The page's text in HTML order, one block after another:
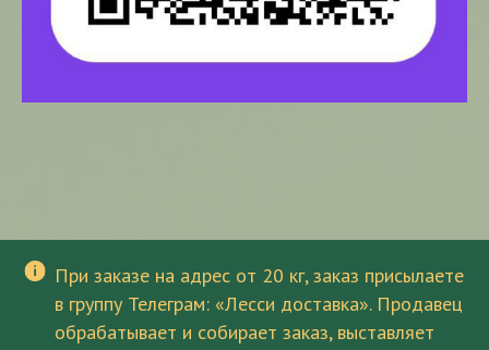
При заказе на адрес от 20 кг, заказ присылаете
в группу Телеграм: «Лесси доставка». Продавец
обрабатывает и собирает заказ, выставляет